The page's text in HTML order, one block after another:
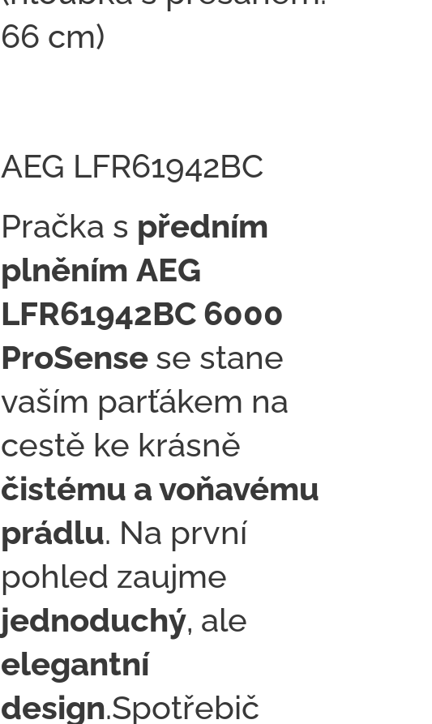
66 cm)
AEG LFR61942BC
Pračka s předním
plněním AEG
LFR61942BC 6000
ProSense se stane
vaším parťákem na
cestě ke krásně
čistému a voňavému
prádlu. Na první
pohled zaujme
jednoduchý, ale
elegantní
design.Spotřebič